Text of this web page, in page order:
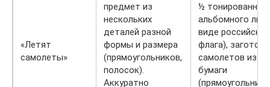
«Летят
самолеты»
предмет из
нескольких
деталей разной
формы и размера
(прямоугольников,
полосок).
Аккуратно
½
альбомного
виде
флага),
самолетов из
бумаги